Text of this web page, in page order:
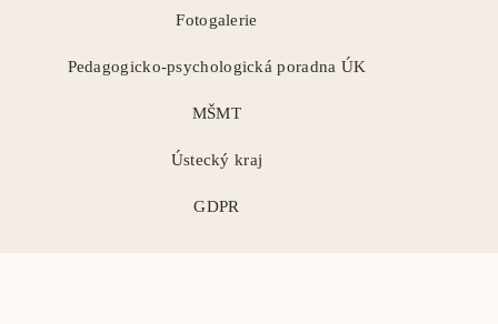
Fotogalerie
Pedagogicko-psychologická poradna ÚK
MŠMT
Ústecký kraj
GDPR